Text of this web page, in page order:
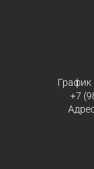
График
+7